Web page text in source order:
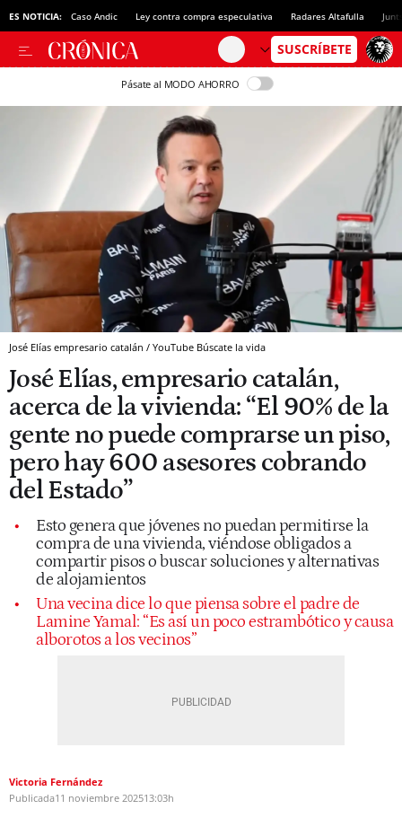
ES NOTICIA: Caso Andic Ley contra compra especulativa Radares Altafulla
Pásate al MODO AHORRO
José Elías empresario catalán / YouTube Búscate la vida
José Elías, empresario catalán,
acerca de la vivienda: “El 90% de la
gente no puede comprarse un piso,
pero hay 600 asesores cobrando
del Estado”
Esto genera que jóvenes no puedan permitirse la
compra de una vivienda, viéndose obligados a
compartir pisos o buscar soluciones y alternativas
de alojamientos
Una vecina dice lo que piensa sobre el padre de
Lamine Yamal: “Es así un poco estrambótico y causa
alborotos a los vecinos”
Victoria Fernández
Publicada11 noviembre 202513:03h